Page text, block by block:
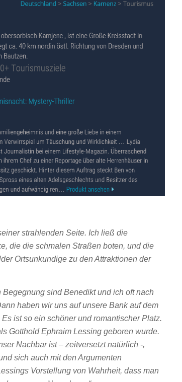
strahlenden Seite. Ich ließ die
die die schmalen Straßen boten, und die
Ortsunkundige zu den Attraktionen der
Begegnung sind Benedikt und ich oft nach
haben wir uns auf unsere Bank auf dem
ist so ein schöner und romantischer Platz.
Gotthold Ephraim Lessing geboren wurde.
Nachbar ist – zeitversetzt natürlich -,
sich auch mit den Argumenten
Vorstellung von Wahrheit, dass man